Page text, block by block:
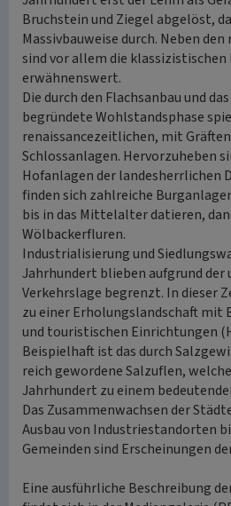
Bruchstein und Ziegel abgelöst,
Massivbauweise durch. Neben
sind vor allem die klassizistischen
erwähnenswert.
Die durch den Flachsanbau und
begründete Wohlstandsphase
renaissancezeitlichen, mit
Schlossanlagen. Hervorzuheben
Hofanlagen der landesherrlichen
finden sich zahlreiche
bis in das Mittelalter datieren,
Wölbackerfluren.
Industrialisierung und
Jahrhundert blieben aufgrund der
Verkehrslage begrenzt. In dieser
zu einer Erholungslandschaft mit
und touristischen Einrichtungen
Beispielhaft ist das durch
reich gewordene Salzuflen,
Jahrhundert zu einem
Das Zusammenwachsen der
Ausbau von Industriestandorten
Gemeinden sind Erscheinungen
Eine ausführliche Beschreibung